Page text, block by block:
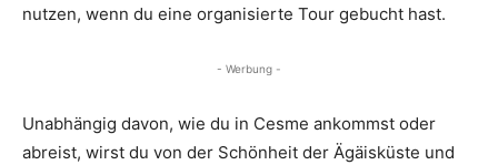
nutzen, wenn du eine organisierte Tour gebucht hast.
- Werbung -
Unabhängig davon, wie du in Cesme ankommst oder
abreist, wirst du von der Schönheit der Ägäisküste und